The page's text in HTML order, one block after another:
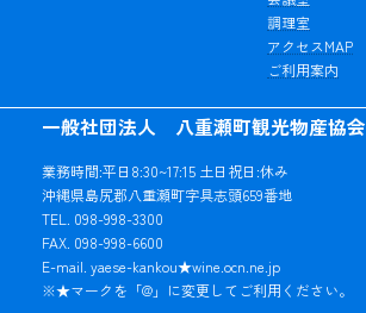
一般社団法人 八重瀬町観光物産協会
業務時間:平日8:30~17:15 土日祝日:休み
沖縄県島尻郡八重瀬町字具志頭659番地
TEL. 098-998-3300
FAX. 098-998-6600
E-mail. yaese-kankou★wine.ocn.ne.jp
※★マークを「@」に変更してご利用ください。
調理室
アクセスMAP
ご利用案内